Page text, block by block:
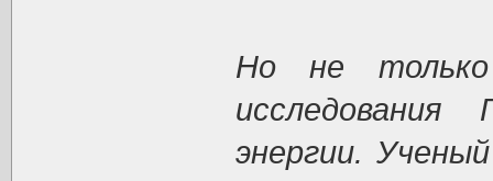
Но не только
энергии.